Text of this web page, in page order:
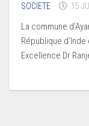
SOCIETE 15
La commune
République
Excellence Dr